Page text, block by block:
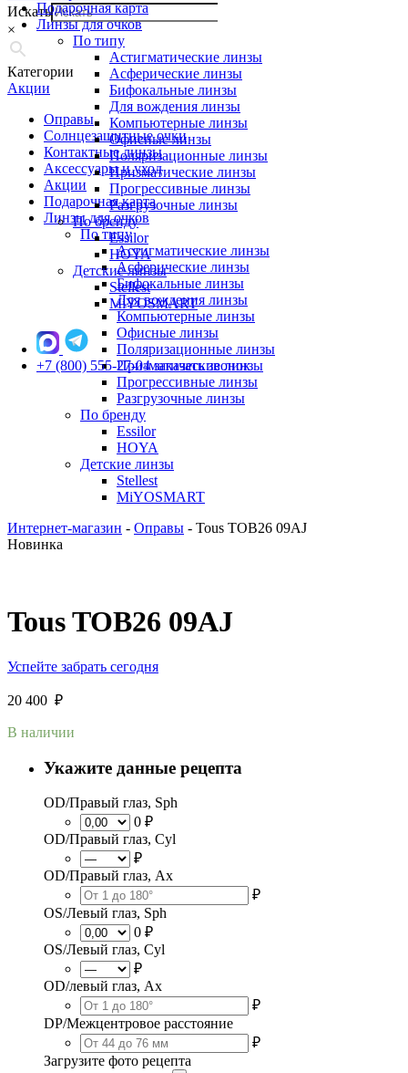
Искать
×
Категории
Акции
Оправы
Солнцезащитные очки
Контактные линзы
Аксессуары и уход
Акции
Подарочная карта
Линзы для очков
По типу
Астигматические линзы
Асферические линзы
Бифокальные линзы
Для вождения линзы
Компьютерные линзы
Офисные линзы
Поляризационные линзы
Призматические линзы
Прогрессивные линзы
Разгрузочные линзы
По бренду
Essilor
HOYA
Детские линзы
Stellest
MiYOSMART
Подарочная карта
Линзы для очков
По типу
Астигматические линзы
Асферические линзы
Бифокальные линзы
Для вождения линзы
Компьютерные линзы
Офисные линзы
Поляризационные линзы
Призматические линзы
Прогрессивные линзы
Разгрузочные линзы
По бренду
Essilor
HOYA
Детские линзы
Stellest
MiYOSMART
+7 (800) 555-27-04 заказать звонок
Интернет-магазин - Оправы - Tous TOB26 09AJ
Новинка
Tous TOB26 09AJ
Успейте забрать сегодня
20 400 ₽
В наличии
Укажите данные рецепта
OD/Правый глаз, Sph
0 ₽
OD/Правый глаз, Cyl
₽
OD/Правый глаз, Ax
₽
OS/Левый глаз, Sph
0 ₽
OS/Левый глаз, Cyl
₽
OD/левый глаз, Ax
₽
DP/Межцентровое расстояние
₽
Загрузите фото рецепта